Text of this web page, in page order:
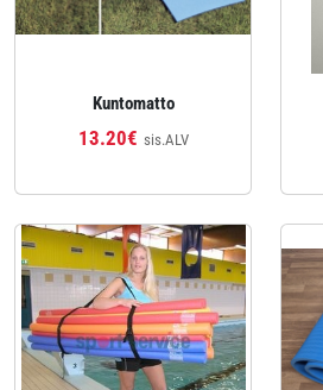
Kuntomatto
13.20€ sis.ALV